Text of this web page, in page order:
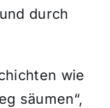
durch
wie
säumen“,